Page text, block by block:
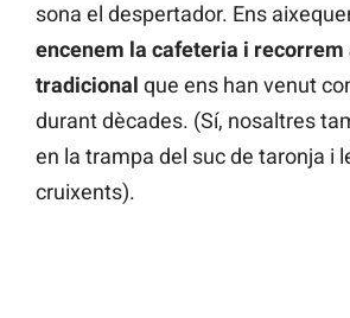
sona el despertador. Ens
encenem la cafeteria i recorrem
tradicional que ens han venut
durant dècades. (Sí, nosaltres
en la trampa del suc de taronja i
cruixents).